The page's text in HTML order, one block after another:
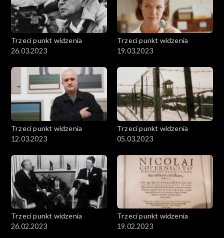
Trzeci punkt widzenia
26.03.2023
Trzeci punkt widzenia
19.03.2023
Trzeci punkt widzenia
12.03.2023
Trzeci punkt widzenia
05.03.2023
Trzeci punkt widzenia
26.02.2023
Trzeci punkt widzenia
19.02.2023